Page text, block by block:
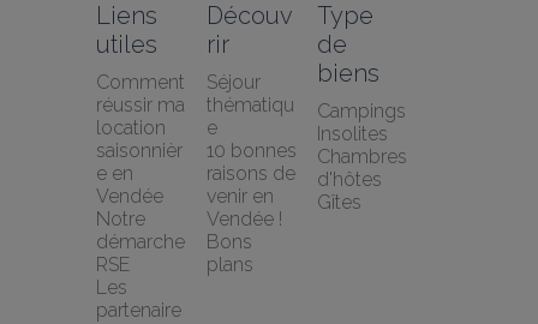
Liens
utiles
Comment
réussir ma
location
saisonnièr
e en
Vendée
Notre
démarche
RSE
Les
partenaire
Découv
rir
Séjour
thématiqu
e
10 bonnes
raisons de
venir en
Vendée !
Bons
plans
Type
de
biens
Campings
Insolites
Chambres
d'hôtes
Gîtes